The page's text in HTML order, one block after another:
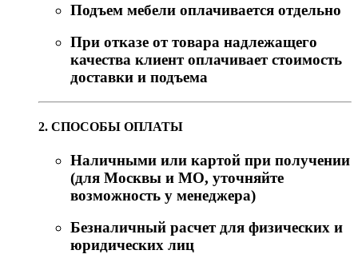
Подъем мебели оплачивается отдельно
При отказе от товара надлежащего
качества клиент оплачивает стоимость
доставки и подъема
2. СПОСОБЫ ОПЛАТЫ
Наличными или картой при получении
(для Москвы и МО, уточняйте
возможность у менеджера)
Безналичный расчет для физических и
юридических лиц